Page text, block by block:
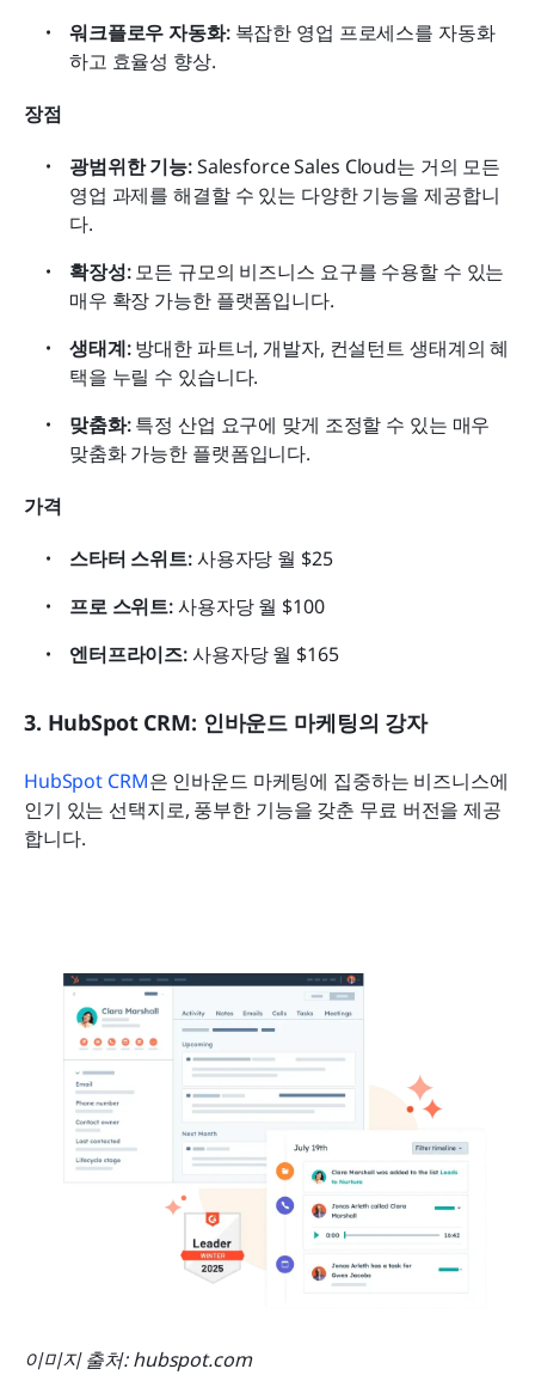
워크플로우 자동화: 복잡한 영업 프로세스를 자동화
하고 효율성 향상.
장점
광범위한 기능: Salesforce Sales Cloud는 거의 모든
영업 과제를 해결할 수 있는 다양한 기능을 제공합니
다.
확장성: 모든 규모의 비즈니스 요구를 수용할 수 있는
매우 확장 가능한 플랫폼입니다.
생태계: 방대한 파트너, 개발자, 컨설턴트 생태계의 혜
택을 누릴 수 있습니다.
맞춤화: 특정 산업 요구에 맞게 조정할 수 있는 매우
맞춤화 가능한 플랫폼입니다.
가격
스타터 스위트: 사용자당 월 $25
프로 스위트: 사용자당 월 $100
엔터프라이즈: 사용자당 월 $165
3. HubSpot CRM: 인바운드 마케팅의 강자
HubSpot CRM은 인바운드 마케팅에 집중하는 비즈니스에
인기 있는 선택지로, 풍부한 기능을 갖춘 무료 버전을 제공
합니다.
이미지 출처: hubspot.com